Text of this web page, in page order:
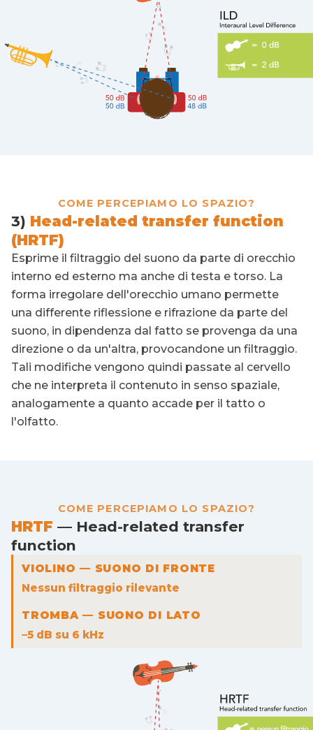
COME PERCEPIAMO LO SPAZIO?
3) Head-related transfer function
(HRTF)
Esprime il filtraggio del suono da parte di orecchio
interno ed esterno ma anche di testa e torso. La
forma irregolare dell'orecchio umano permette
una differente riflessione e rifrazione da parte del
suono, in dipendenza dal fatto se provenga da una
direzione o da un'altra, provocandone un filtraggio.
Tali modifiche vengono quindi passate al cervello
che ne interpreta il contenuto in senso spaziale,
analogamente a quanto accade per il tatto o
l'olfatto.
COME PERCEPIAMO LO SPAZIO?
HRTF — Head-related transfer
function
VIOLINO — SUONO DI FRONTE
Nessun filtraggio rilevante
TROMBA — SUONO DI LATO
–5 dB su 6 kHz